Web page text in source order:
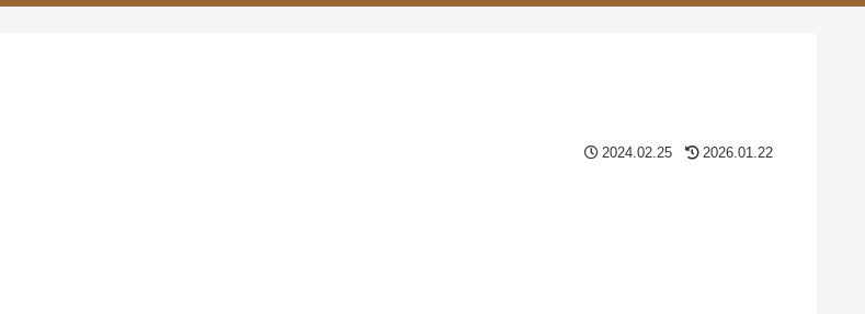
2024.02.25 2026.01.22